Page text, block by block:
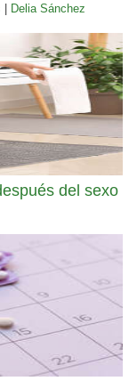
Delia Sánchez
del sexo